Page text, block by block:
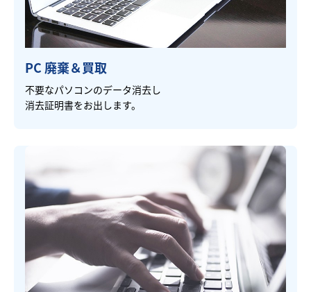
PC 廃棄＆買取
不要なパソコンのデータ消去し
消去証明書をお出します。